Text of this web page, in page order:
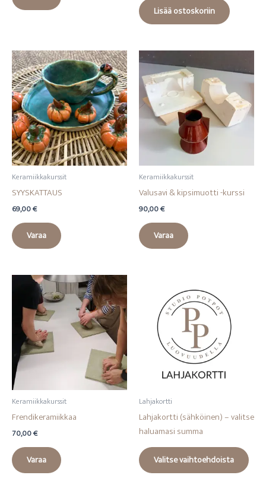
Lisää ostoskoriin
Keramiikkakurssit
SYYSKATTAUS
69,00€
Varaa
Keramiikkakurssit
Valusavi & kipsimuotti -kurssi
90,00€
Varaa
Keramiikkakurssit
Frendikeramiikkaa
70,00€
Varaa
Lahjakortti
Lahjakortti (sähköinen) – valitse
haluamasi summa
Valitse vaihtoehdoista